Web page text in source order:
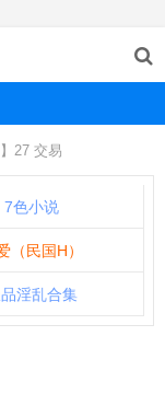
27 交易
7色小说
（民国H）
淫乱合集